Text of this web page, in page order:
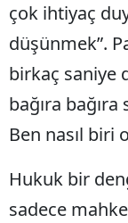
çok ihtiyaç
düşünmek”.
birkaç saniye
bağıra
Ben nasıl biri
Hukuk bir
sadece